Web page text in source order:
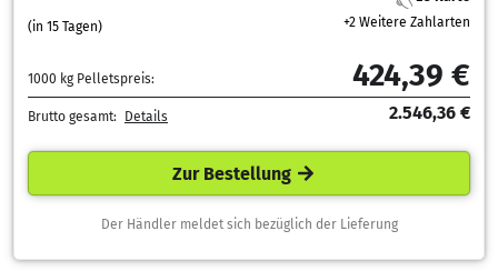
(in 15 Tagen)
+2 Weitere Zahlarten
1000 kg Pelletspreis: 424,39 €
Brutto gesamt: Details 2.546,36 €
Zur Bestellung
Der Händler meldet sich bezüglich der Lieferung